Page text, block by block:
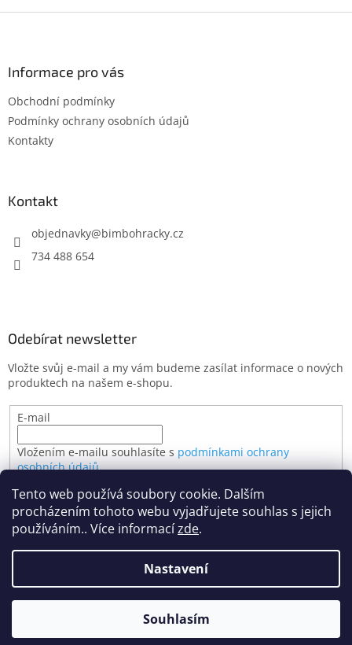
Tento web používá soubory cookie. Dalším
procházením tohoto webu vyjadřujete souhlas s jejich
používáním.. Více informacízde.
Nastavení
Souhlasím
Informace pro vás
Obchodní podmínky
Podmínky ochrany osobních údajů
Kontakty
Kontakt
objednavky@bimbohracky.cz
734 488 654
Odebírat newsletter
Vložte svůj e-mail a my vám budeme zasílat informace o nových
produktech na našem e-shopu.
E-mail
Vložením e-mailu souhlasíte s podmínkami ochrany
osobních údajů
PŘIHLÁSIT SE
Vytvořil Shoptet
BimBo hračky. Všechna práva vyhrazena.